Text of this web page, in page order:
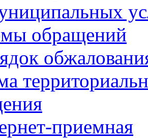
обращений
приемная